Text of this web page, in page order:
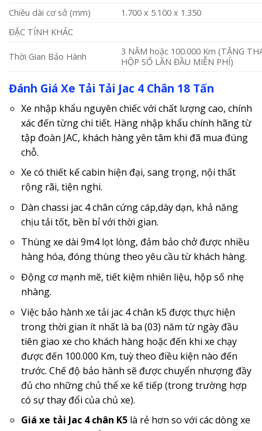
Chiều dài cơ sở (mm)
1.700 x 5.100 x 1.350
ĐẶC TÍNH KHÁC
Thời Gian Bảo Hành
3 NĂM hoặc 100.000 Km (TẶNG
HỘP SỐ LẦN ĐẦU MIỄN PHÍ)
Đánh Giá Xe Tải Tải Jac 4 Chân 18 Tấn
Xe nhập khẩu nguyên chiếc với chất lượng cao, chính
xác đến từng chi tiết. Hàng nhập khẩu chính hãng từ
tập đoàn JAC, khách hàng yên tâm khi đã mua đúng
chỗ.
Xe có thiết kế cabin hiện đại, sang trọng, nội thất
rộng rãi, tiện nghi.
Dàn chassi jac 4 chân cứng cáp,dày dạn, khả năng
chịu tải tốt, bền bỉ với thời gian.
Thùng xe dài 9m4 lọt lòng, đảm bảo chở được nhiều
hàng hóa, đóng thùng theo yêu cầu từ khách hàng.
Động cơ mạnh mẽ, tiết kiệm nhiên liệu, hộp số nhẹ
nhàng.
Việc bảo hành xe tải jac 4 chân k5 được thực hiện
trong thời gian ít nhất là ba (03) năm từ ngày đầu
tiên giao xe cho khách hàng hoặc đến khi xe chạy
được đến 100.000 Km, tuỳ theo điều kiện nào đến
trước. Chế độ bảo hành sẽ được chuyển nhượng đầy
đủ cho những chủ thể xe kế tiếp (trong trường hợp
có sự thay đổi của chủ xe).
Giá xe tải Jac 4 chân K5 là rẻ hơn so với các dòng xe